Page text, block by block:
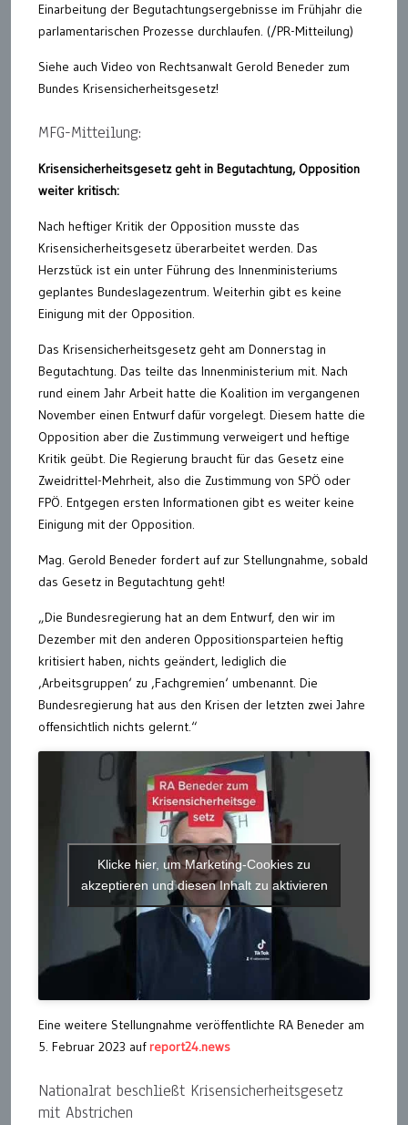
Einarbeitung der Begutachtungsergebnisse im Frühjahr die
parlamentarischen Prozesse durchlaufen. (/PR-Mitteilung)
Siehe auch Video von Rechtsanwalt Gerold Beneder zum
Bundes Krisensicherheitsgesetz!
MFG-Mitteilung:
Krisensicherheitsgesetz geht in Begutachtung, Opposition
weiter kritisch:
Nach heftiger Kritik der Opposition musste das
Krisensicherheitsgesetz überarbeitet werden. Das
Herzstück ist ein unter Führung des Innenministeriums
geplantes Bundeslagezentrum. Weiterhin gibt es keine
Einigung mit der Opposition.
Das Krisensicherheitsgesetz geht am Donnerstag in
Begutachtung. Das teilte das Innenministerium mit. Nach
rund einem Jahr Arbeit hatte die Koalition im vergangenen
November einen Entwurf dafür vorgelegt. Diesem hatte die
Opposition aber die Zustimmung verweigert und heftige
Kritik geübt. Die Regierung braucht für das Gesetz eine
Zweidrittel-Mehrheit, also die Zustimmung von SPÖ oder
FPÖ. Entgegen ersten Informationen gibt es weiter keine
Einigung mit der Opposition.
Mag. Gerold Beneder fordert auf zur Stellungnahme, sobald
das Gesetz in Begutachtung geht!
„Die Bundesregierung hat an dem Entwurf, den wir im
Dezember mit den anderen Oppositionsparteien heftig
kritisiert haben, nichts geändert, lediglich die
‚Arbeitsgruppen‘ zu ‚Fachgremien‘ umbenannt. Die
Bundesregierung hat aus den Krisen der letzten zwei Jahre
offensichtlich nichts gelernt.“
Klicke hier, um Marketing-Cookies zu
akzeptieren und diesen Inhalt zu aktivieren
Eine weitere Stellungnahme veröffentlichte RA Beneder am
5. Februar 2023 auf report24.news
Nationalrat beschließt Krisensicherheitsgesetz
mit Abstrichen